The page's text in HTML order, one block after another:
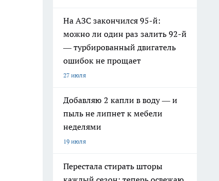
На АЗС закончился 95-й:
можно ли один раз залить 92-й
— турбированный двигатель
ошибок не прощает
27 июля
Добавляю 2 капли в воду — и
пыль не липнет к мебели
неделями
19 июля
Перестала стирать шторы